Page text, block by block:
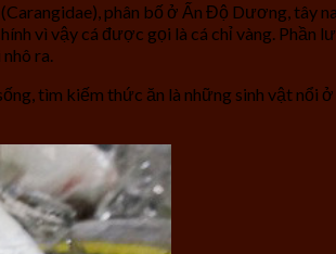
phân bố ở Ấn Độ Dương, tây
vì vậy cá được gọi là cá chỉ vàng. Phần
ra.
tìm kiếm thức ăn là những sinh vật nổi